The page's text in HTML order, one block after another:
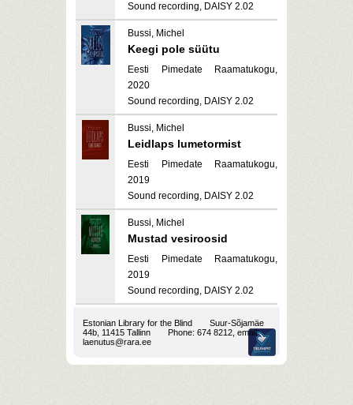
Sound recording, DAISY 2.02
Bussi, Michel
Keegi pole süütu
Eesti Pimedate Raamatukogu,
2020
Sound recording, DAISY 2.02
Bussi, Michel
Leidlaps lumetormist
Eesti Pimedate Raamatukogu,
2019
Sound recording, DAISY 2.02
Bussi, Michel
Mustad vesiroosid
Eesti Pimedate Raamatukogu,
2019
Sound recording, DAISY 2.02
Estonian Library for the Blind
Suur-Sõjamäe
44b, 11415 Tallinn
Phone: 674 8212, email:
laenutus@rara.ee